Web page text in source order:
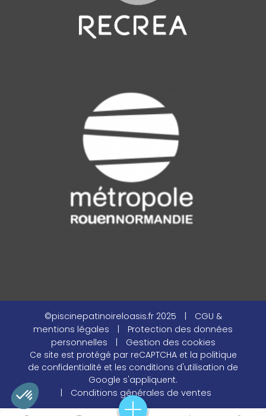
©piscinepatinoireloasis.fr 2025
CGU &
mentions légales
Protection des données
personnelles
Gestion des cookies
Ce site est protégé par reCAPTCHA et la politique
de confidentialité et les conditions d'utilisation de
Google s'appliquent.
Conditions générales de ventes